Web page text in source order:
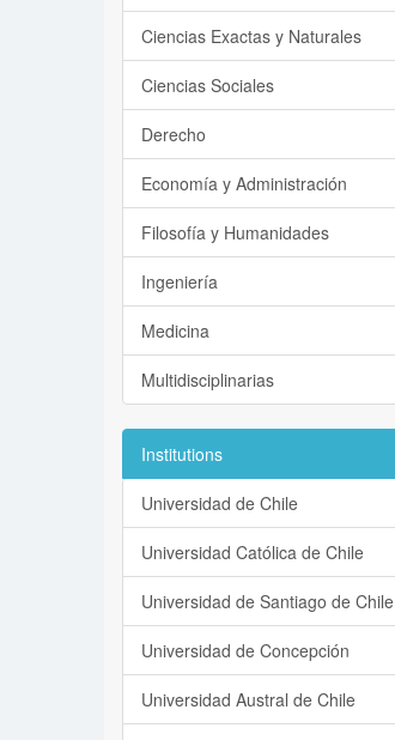
Ciencias Exactas y Naturales
Ciencias Sociales
Derecho
Economía y Administración
Filosofía y Humanidades
Ingeniería
Medicina
Multidisciplinarias
Institutions
Universidad de Chile
Universidad Católica de Chile
Universidad de Santiago de Chile
Universidad de Concepción
Universidad Austral de Chile